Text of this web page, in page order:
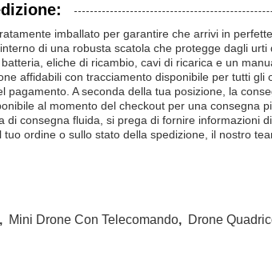
imballato per garantire che arrivi in
di una robusta scatola che protegge dagli
eliche di ricambio, cavi di ricarica e un
affidabili con tracciamento disponibile per tutti
pagamento. A seconda della tua posizione, la
al momento del checkout per una consegna
di consegna fluida, si prega di fornire informazioni
ordine o sullo stato della spedizione, il nostro
, Mini Drone Con Telecomando, Drone